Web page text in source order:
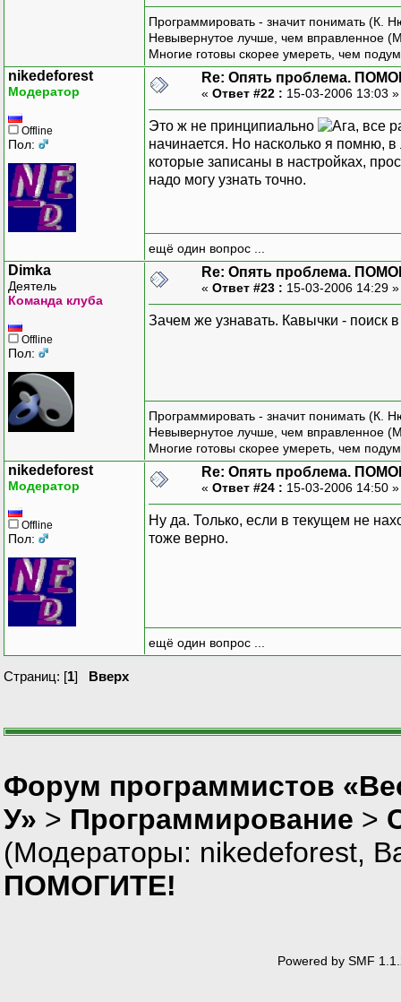
Программировать - значит понимать (К.
Невывернутое лучше, чем вправленное
Многие готовы скорее умереть, чем
nikedeforest
Модератор
Offline
Пол:
Re: Опять проблема.
« Ответ #22 : 15-03-2006 13:03
Это ж не принципиально
, все
начинается. Но насколько я помню,
которые записаны в настройках,
надо могу узнать точно.
ещё один вопрос ...
Dimka
Деятель
Команда клуба
Offline
Пол:
Re: Опять проблема.
« Ответ #23 : 15-03-2006 14:29
Зачем же узнавать. Кавычки - поиск
Программировать - значит понимать (К.
Невывернутое лучше, чем вправленное
Многие готовы скорее умереть, чем
nikedeforest
Модератор
Offline
Пол:
Re: Опять проблема.
« Ответ #24 : 15-03-2006 14:50
Ну да. Только, если в текущем не
тоже верно.
ещё один вопрос ...
Страниц: [1] Вверх
Форум программистов
У» > Программирование >
(Модераторы: nikedeforest,
ПОМОГИТЕ!
Powered by SMF